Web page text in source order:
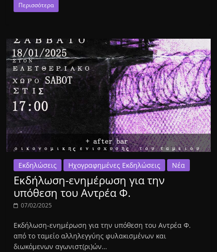
Περισσότερα
Εκδηλώσεις Ηχογραφημένες Εκδηλώσεις Νέα
Εκδήλωση-ενημέρωση για την
υπόθεση του Αντρέα Φ.
07/02/2025
Εκδήλωση-ενημέρωση για την υπόθεση του Αντρέα Φ.
από το ταμείο αλληλεγγύης φυλακισμένων και
διωκόμενων αγωνιστ(ρι)ών…